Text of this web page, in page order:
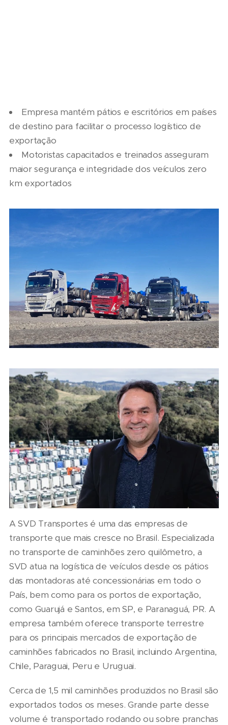
Empresa mantém pátios e escritórios em países
de destino para facilitar o processo logístico de
exportação
Motoristas capacitados e treinados asseguram
maior segurança e integridade dos veículos zero
km exportados
A SVD Transportes é uma das empresas de
transporte que mais cresce no Brasil. Especializada
no transporte de caminhões zero quilômetro, a
SVD atua na logística de veículos desde os pátios
das montadoras até concessionárias em todo o
País, bem como para os portos de exportação,
como Guarujá e Santos, em SP, e Paranaguá, PR. A
empresa também oferece transporte terrestre
para os principais mercados de exportação de
caminhões fabricados no Brasil, incluindo Argentina,
Chile, Paraguai, Peru e Uruguai.
Cerca de 1,5 mil caminhões produzidos no Brasil são
exportados todos os meses. Grande parte desse
volume é transportado rodando ou sobre pranchas